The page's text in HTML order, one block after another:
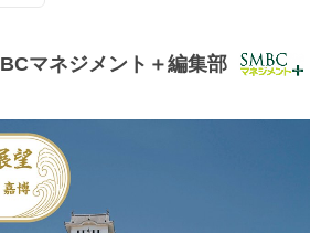
マネジメント＋編集部